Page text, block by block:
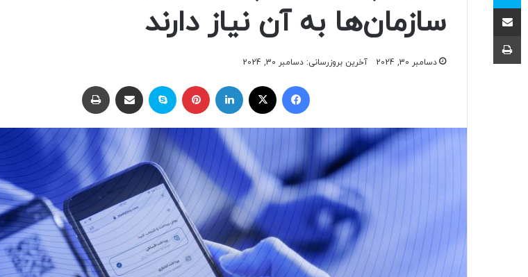
سازمان‌ها به آن نیاز دارند
دسامبر 30, 2024 آخرین بروزرسانی: دسامبر 30, 2024
ایکس